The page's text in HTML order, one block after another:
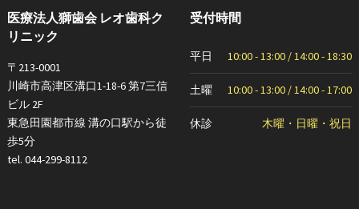
医療法人獅歯会 レオ歯科ク
リニック
〒213-0001
川崎市高津区溝口1-18-6 第7三信
ビル 2F
東急田園都市線 溝の口駅から徒
歩5分
tel. 044-299-8112
受付時間
平日 10:00 - 13:00 / 14:00 - 18:30
土曜 10:00 - 13:00 / 14:00 - 17:00
休診 木曜・日曜・祝日